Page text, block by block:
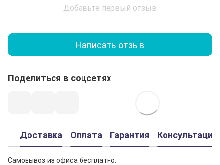
Добавьте первый отзыв
Написать отзыв
Поделиться в соцсетях
Доставка Оплата Гарантия Консультация
Самовывоз из офиса бесплатно.